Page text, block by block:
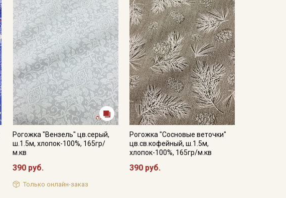
Рогожка "Вензель" цв.серый,
ш.1.5м, хлопок-100%, 165гр/
м.кв
390 руб.
Только онлайн-заказ
Рогожка "Сосновые веточки"
цв.св.кофейный, ш.1.5м,
хлопок-100%, 165гр/м.кв
390 руб.